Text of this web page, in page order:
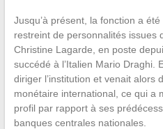
Jusqu’à présent, la fonction a
restreint de personnalités issues
Christine Lagarde, en poste
succédé à l’Italien Mario Draghi.
diriger l’institution et venait alors
monétaire international, ce qui a
profil par rapport à ses
banques centrales nationales.